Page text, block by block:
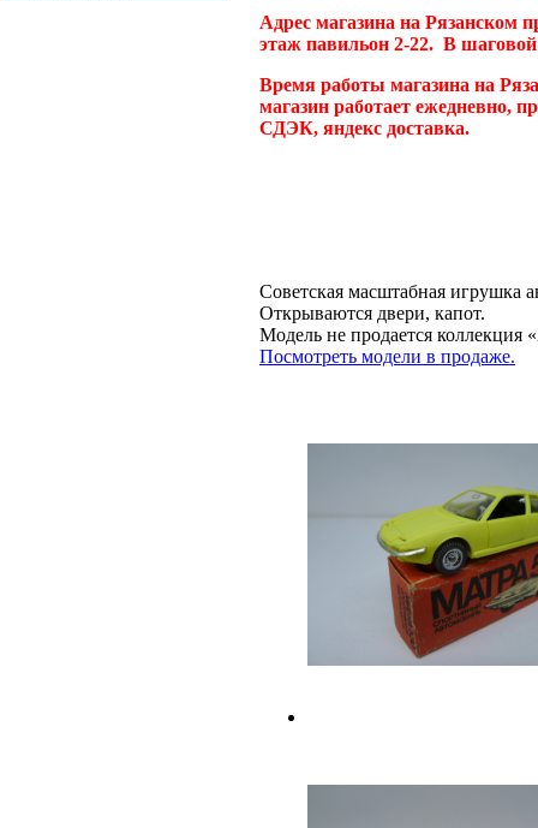
Адрес магазина на Рязанском
этаж павильон 2-22. В
Время работы магазина на
магазин работает ежедневно,
СДЭК, яндекс доставка.
Советская масштабная игрушка
Открываются двери, капот.
Модель не продается
Посмотреть модели в продаже.